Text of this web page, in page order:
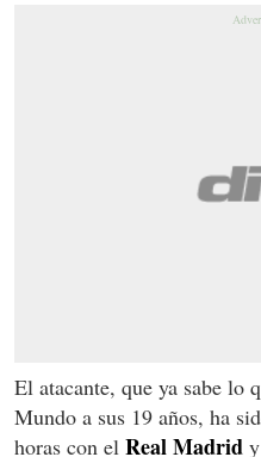
El atacante, que ya sabe lo
Mundo a sus 19 años, ha
horas con el Real Madrid